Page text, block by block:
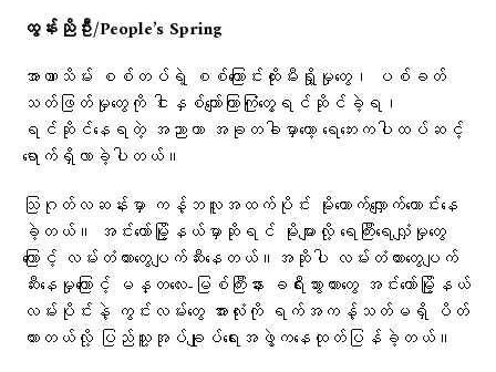
ထွန်းညိုဦး/People’s Spring
အာဏာသိမ်း စစ်တပ်ရဲ့ စစ်ကြောင်းထိုးမီးရှို့မှုတွေ၊ ပစ်ခတ်
သတ်ဖြတ်မှုတွေကို ငါးနှစ်​ကျော်ကြာကြုံတွေ့ရင်ဆိုင်ခဲ့ရ၊
ရင်ဆိုင်နေရတဲ့ အညာဟာ အခုတခါမှာတော့ ရေဘေးကပါထပ်ဆင့်
ရောက်ရှိလာခဲ့ပါတယ်။
သြဂုတ်လဆန်းမှာ ကန့်ဘလူအထက်ပိုင်း မိုးတောက်လျှောက်ကောင်းနေ
ခဲ့တယ်။ အင်းတော်မြို့နယ်မှာဆိုရင် မိုးများလို့ ရေကြီးရေလျှံမှုတွေ
ကြောင့် လမ်းတံတားတွေပျက်ဆီးနေတယ်။အဆိုပါ လမ်းတံတားတွေပျက်
ဆီးနေမှုကြောင့် မန္တလေး-မြစ်ကြီးနား ခရီးသွားကားတွေ အင်းတော်မြို့နယ်
လမ်းပိုင်းနဲ့ ကွင်းလမ်းတွေ အားလုံးကို ရက်အကန့်သတ်မရှိ ပိတ်
ထားတယ်လို့ ပြည်သူ့အုပ်ချုပ်ရေးအဖွဲ့ကနေထုတ်ပြန်ခဲ့တယ်။